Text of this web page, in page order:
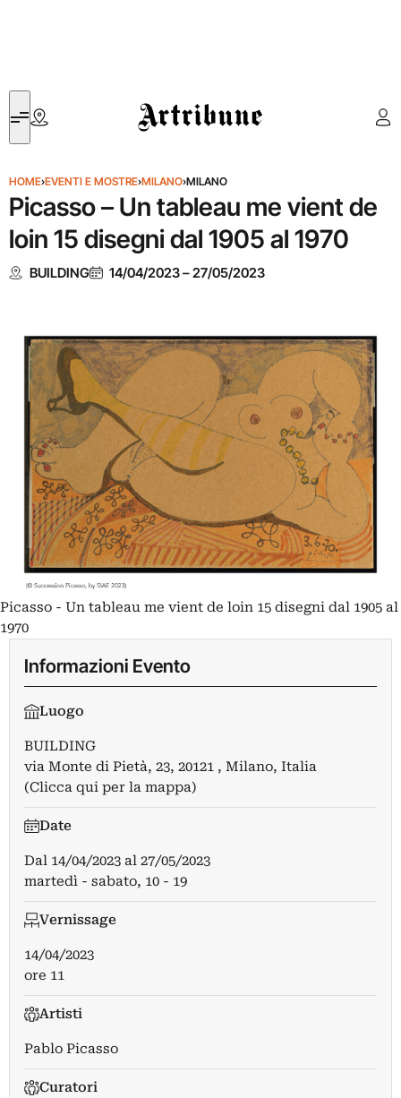
Artribune
HOME›EVENTI E MOSTRE›MILANO›MILANO
Picasso – Un tableau me vient de
loin 15 disegni dal 1905 al 1970
BUILDING 14/04/2023–27/05/2023
Picasso - Un tableau me vient de loin 15 disegni dal 1905 al
1970
Informazioni Evento
Luogo
BUILDING
via Monte di Pietà, 23, 20121 , Milano, Italia
(Clicca qui per la mappa)
Date
Dal 14/04/2023 al 27/05/2023
martedì - sabato, 10 - 19
Vernissage
14/04/2023
ore 11
Artisti
Pablo Picasso
Curatori